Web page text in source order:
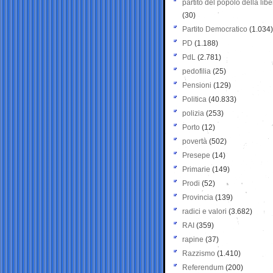
partito del popolo della
(30)
Partito Democratico (1.034)
PD (1.188)
PdL (2.781)
pedofilia (25)
Pensioni (129)
Politica (40.833)
polizia (253)
Porto (12)
povertà (502)
Presepe (14)
Primarie (149)
Prodi (52)
Provincia (139)
radici e valori (3.682)
RAI (359)
rapine (37)
Razzismo (1.410)
Referendum (200)